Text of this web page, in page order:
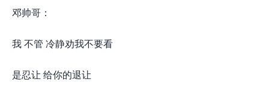
邓帅哥：
我 不管 冷静劝我不要看
是忍让 给你的退让